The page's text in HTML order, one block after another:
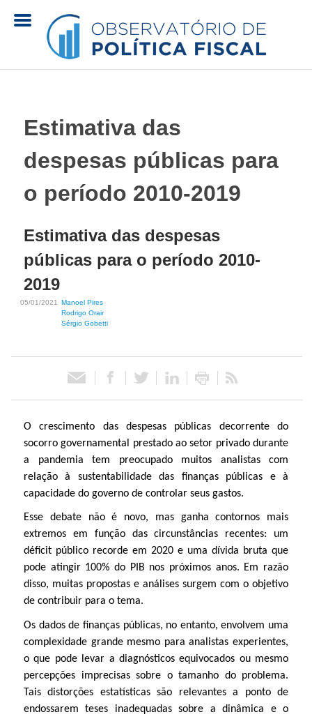
para
o
P
Estimativa das
despesas públicas para
o período 2010-2019
Estimativa das despesas
públicas para o período 2010-
2019
05/01/2021
Manoel Pires
Rodrigo Orair
Sérgio Gobetti
O crescimento das despesas públicas decorrente do
socorro governamental prestado ao setor privado durante
a pandemia tem preocupado muitos analistas com
relação à sustentabilidade das finanças públicas e à
capacidade do governo de controlar seus gastos.
Esse debate não é novo, mas ganha contornos mais
extremos em função das circunstâncias recentes: um
déficit público recorde em 2020 e uma dívida bruta que
pode atingir 100% do PIB nos próximos anos. Em razão
disso, muitas propostas e análises surgem com o objetivo
de contribuir para o tema.
Os dados de finanças públicas, no entanto, envolvem uma
complexidade grande mesmo para analistas experientes,
o que pode levar a diagnósticos equivocados ou mesmo
percepções imprecisas sobre o tamanho do problema.
Tais distorções estatísticas são relevantes a ponto de
endossarem teses inadequadas sobre a dinâmica e o